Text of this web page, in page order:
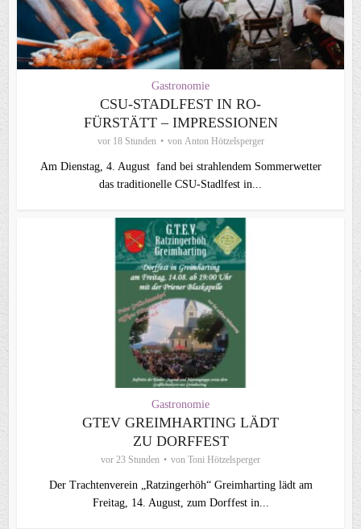
Gastronomie
CSU-STADLFEST IN RO-
FÜRSTÄTT – IMPRESSIONEN
vor 18 Stunden von Anton Hötzelsperger
Am Dienstag, 4. August fand bei strahlendem Sommerwetter
das traditionelle CSU-Stadlfest in...
Gastronomie
GTEV GREIMHARTING LÄDT
ZU DORFFEST
vor 23 Stunden von Toni Hötzelsperger
Der Trachtenverein „Ratzingerhöh“ Greimharting lädt am
Freitag, 14. August, zum Dorffest in...